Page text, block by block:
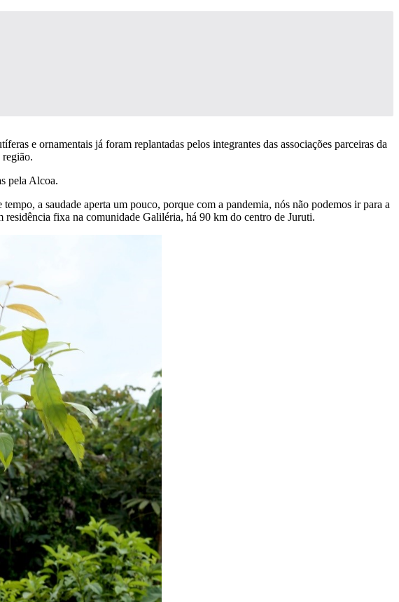
e ornamentais já foram replantadas pelos integrantes das associações parceiras da
região.
pela Alcoa.
a saudade aperta um pouco, porque com a pandemia, nós não podemos ir para a
residência fixa na comunidade Galiléria, há 90 km do centro de Juruti.